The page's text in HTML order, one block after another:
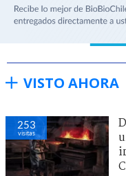
VISTO AHORA
253
visitas